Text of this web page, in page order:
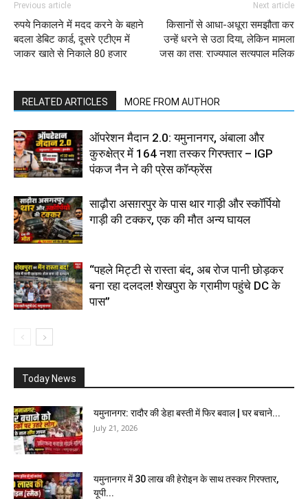
Previous article
रुपये निकालने में मदद करने के बहाने
बदला डेबिट कार्ड, दूसरे एटीएम में
जाकर खाते से निकाले 80 हजार
Next article
किसानों से आधा-अधूरा समझौता कर
उन्हें धरने से उठा दिया, लेकिन मामला
जस का तस: राज्यपाल सत्यपाल मलिक
RELATED ARTICLES MORE FROM AUTHOR
ऑपरेशन मैदान 2.0: यमुनानगर, अंबाला और
कुरुक्षेत्र में 164 नशा तस्कर गिरफ्तार – IGP
पंकज नैन ने की प्रेस कॉन्फ्रेंस
साढ़ौरा असग़रपुर के पास थार गाड़ी और स्कॉर्पियो
गाड़ी की टक्कर, एक की मौत अन्य घायल
“पहले मिट्टी से रास्ता बंद, अब रोज पानी छोड़कर
बना रहा दलदल! शेखपुरा के ग्रामीण पहुंचे DC के
पास”
Today News
यमुनानगर: रादौर की डेहा बस्ती में फिर बवाल | घर बचाने...
July 21, 2026
यमुनानगर में 30 लाख की हेरोइन के साथ तस्कर गिरफ्तार,
यूपी...